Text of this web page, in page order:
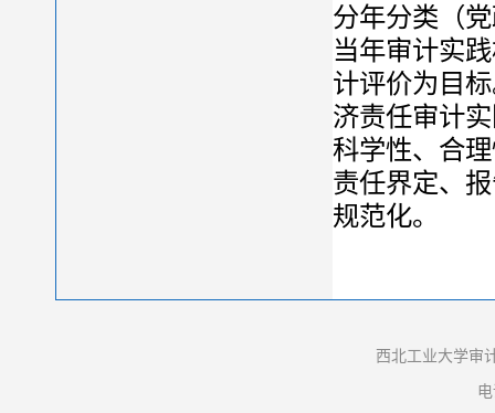
分年分类（
当年审计实
计评价为目
济责任审计
科学性、合
责任界定、
规范化。
西北工业大学审